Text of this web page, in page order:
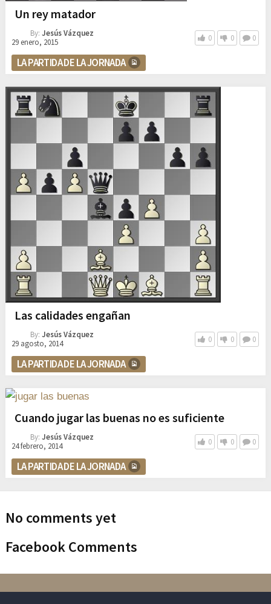
Un rey matador
By: Jesús Vázquez
29 enero, 2015
0 0 0
LA PARTIDA DE LA JORNADA
Las calidades engañan
By: Jesús Vázquez
29 agosto, 2014
0 0 0
LA PARTIDA DE LA JORNADA
Cuando jugar las buenas no es suficiente
By: Jesús Vázquez
24 febrero, 2014
0 0 0
LA PARTIDA DE LA JORNADA
No comments yet
Facebook Comments